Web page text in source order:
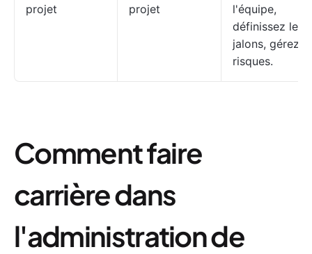
projet
projet
l'équipe,
définissez les
jalons, gérez
risques.
Comment faire
carrière dans
l'administration de